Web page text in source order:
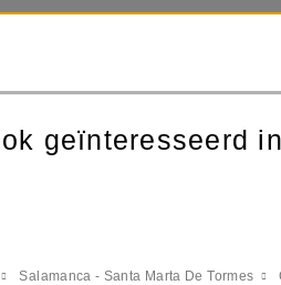
geïnteresseerd
Salamanca - Santa Marta De Tormes